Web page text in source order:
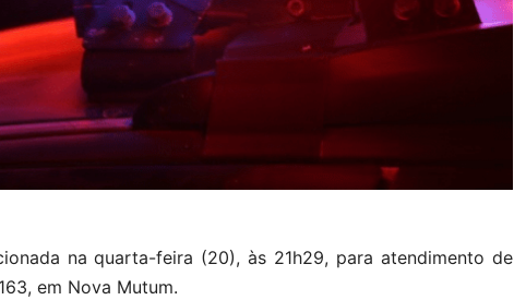
na quarta-feira (20), às 21h29, para atendimento de
em Nova Mutum.